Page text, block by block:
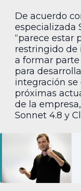
De acuerdo
especializada
“parece estar
restringido de
a formar
para
integración se
próximas
de la
Sonnet 4.8 y